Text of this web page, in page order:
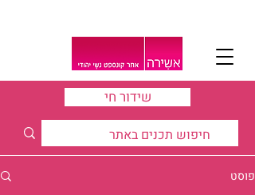
שידור חי
פוסט